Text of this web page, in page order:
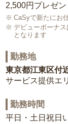
2,500円プレゼン
CaSyで新たにお
デビューボーナ
となります
勤務地
東京都江東区付
サービス提供エ
勤務時間
平日・土日祝日